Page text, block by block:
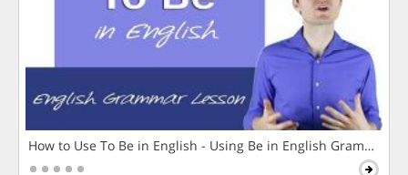
How to Use To Be in English - Using Be in English Grammar